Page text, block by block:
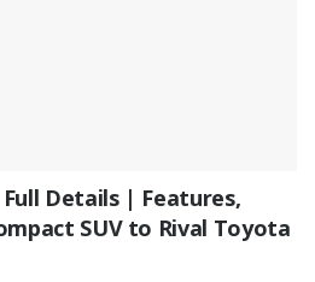
Details | Features,
SUV to Rival Toyota